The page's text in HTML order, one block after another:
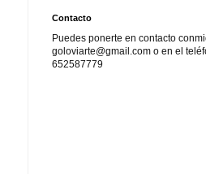
Contacto
Puedes ponerte en contacto
goloviarte@gmail.com o en el
652587779